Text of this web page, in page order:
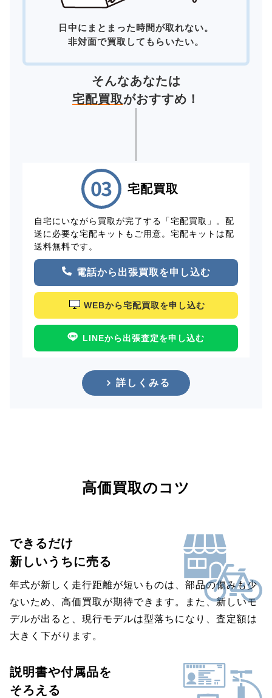
日中にまとまった時間が取れない。
非対面で買取してもらいたい。
そんなあなたは
宅配買取がおすすめ！
宅配買取
自宅にいながら買取が完了する「宅配買取」。配
送に必要な宅配キットもご用意。宅配キットは配
送料無料です。
電話から出張買取を申し込む
WEBから宅配買取を申し込む
LINEから出張査定を申し込む
詳しくみる
高価買取のコツ
できるだけ
新しいうちに売る
年式が新しく走行距離が短いものは、部品の傷みも少
ないため、高価買取が期待できます。また、新しいモ
デルが出ると、現行モデルは型落ちになり、査定額は
大きく下がります。
説明書や付属品を
そろえる